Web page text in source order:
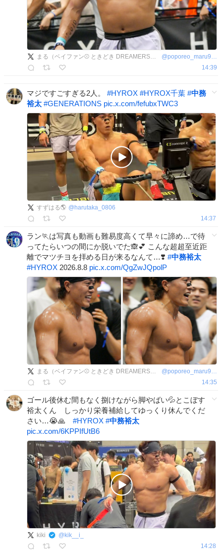
まる（ベイファン⚾ ときどき DREAMERS👽） @poporeo_maru920
14:39
マジですごすぎる2人。 #HYROX #HYROX千葉 #中務
裕太 #GENERATIONS pic.x.com/fefubxTWC3
すずはる🌎 @ harutaka_0806
14:37
ラン🏃は写真も動画も難易度高くて早々に諦め…で待
ってたらいつの間にか脱いでた🙈💕 こんな超超至近距
離でマツチヨを拝める日が来るなんて…❣️ #中務裕太
#HYROX 2026.8.8 pic.x.com/QgZwJQpolP
まる（ベイファン⚾ ときどき DREAMERS👽） @poporeo_maru920
14:35
ゴール後休む間もなく捌けながら脚やばい💦とこぼす
裕太くん しっかり栄養補給してゆっくり休んでくだ
さい…😭🙏 #HYROX #中務裕太
pic.x.com/6KPPIfUtB6
kiki @ kik__i_
14:28